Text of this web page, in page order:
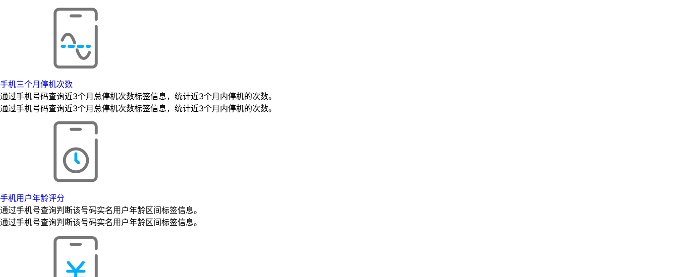
手机三个月停机次数
通过手机号码查询近3个月总停机次数标签信息，统计近3个月内停机的次数。
通过手机号码查询近3个月总停机次数标签信息，统计近3个月内停机的次数。
手机用户年龄评分
通过手机号查询判断该号码实名用户年龄区间标签信息。
通过手机号查询判断该号码实名用户年龄区间标签信息。